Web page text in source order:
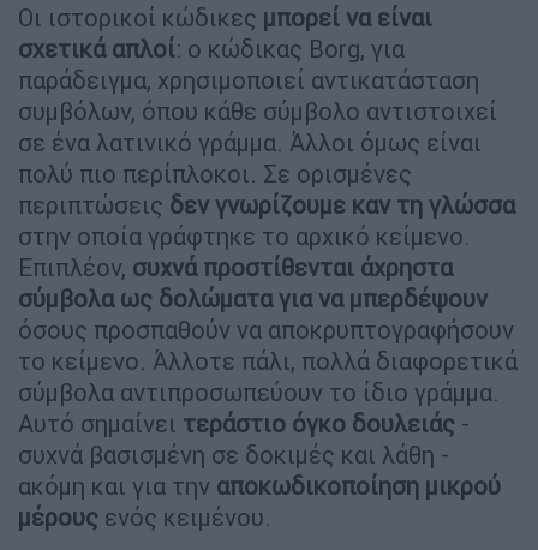
Οι ιστορικοί κώδικες μπορεί να είναι
σχετικά απλοί: ο κώδικας Borg, για
παράδειγμα, χρησιμοποιεί αντικατάσταση
συμβόλων, όπου κάθε σύμβολο αντιστοιχεί
σε ένα λατινικό γράμμα. Άλλοι όμως είναι
πολύ πιο περίπλοκοι. Σε ορισμένες
περιπτώσεις δεν γνωρίζουμε καν τη γλώσσα
στην οποία γράφτηκε το αρχικό κείμενο.
Επιπλέον, συχνά προστίθενται άχρηστα
σύμβολα ως δολώματα για να μπερδέψουν
όσους προσπαθούν να αποκρυπτογραφήσουν
το κείμενο. Άλλοτε πάλι, πολλά διαφορετικά
σύμβολα αντιπροσωπεύουν το ίδιο γράμμα.
Αυτό σημαίνει τεράστιο όγκο δουλειάς -
συχνά βασισμένη σε δοκιμές και λάθη -
ακόμη και για την αποκωδικοποίηση μικρού
μέρους ενός κειμένου.